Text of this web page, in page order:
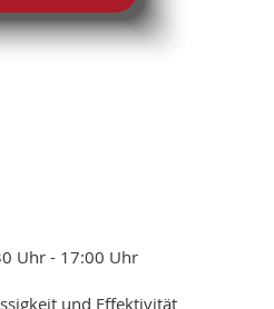
Uhr - 17:00 Uhr
und Effektivität